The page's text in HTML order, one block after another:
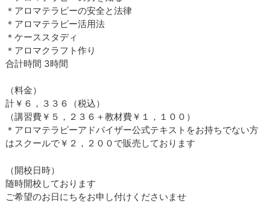
＊アロマテラピーの安全と法律
＊アロマテラピー活用法
＊ケーススタディ
＊アロマクラフト作り
合計時間 3時間
（料金）
計￥６，３３６（税込）
（講習費￥５，２３６＋教材費￥１，１００）
＊アロマテラピーアドバイザー公式テキストをお持ちでない方
はスクールで￥２，２００で販売しております
（開校日時）
随時開校しております
ご希望のお日にちをお申し付けくださいませ